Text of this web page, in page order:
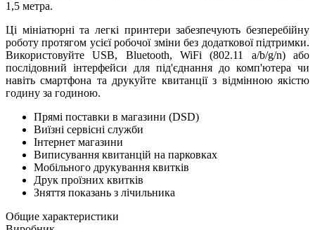
1,5 метра.
Ці мініатюрні та легкі принтери забезпечують безперебійну
роботу протягом усієї робочої зміни без додаткової підтримки.
Використовуйте USB, Bluetooth, WiFi (802.11 a/b/g/n) або
послідовний інтерфейси для під'єднання до комп'ютера чи
навіть смартфона та друкуйте квитанції з відмінною якістю
годину за годиною.
Прямі поставки в магазини (DSD)
Виїзні сервісні служби
Інтернет магазини
Виписування квитанцій на парковках
Мобільного друкування квитків
Друк проїзних квитків
Зняття показань з лічильника
Общие характеристики